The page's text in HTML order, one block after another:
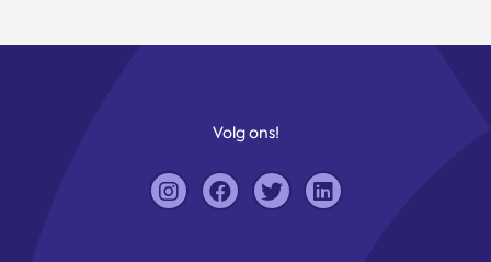
Volg ons!